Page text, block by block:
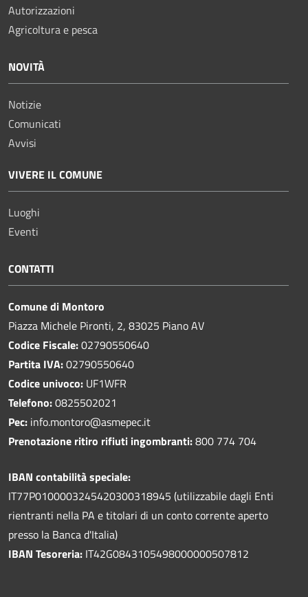
Autorizzazioni
Agricoltura e pesca
NOVITÀ
Notizie
Comunicati
Avvisi
VIVERE IL COMUNE
Luoghi
Eventi
CONTATTI
Comune di Montoro
Piazza Michele Pironti, 2, 83025 Piano AV
Codice Fiscale:02790550640
Partita IVA:02790550640
Codice univoco: UF1WFR
Telefono:0825502021
Pec: info.montoro@asmepec.it
Prenotazione ritiro rifiuti ingombranti:800 774 704
IBAN contabilità speciale:
IT77P0100003245420300318945 (utilizzabile dagli Enti
rientranti nella PA e titolari di un conto corrente aperto
presso la Banca d'Italia)
IBAN Tesoreria: IT42G0843105498000000507812